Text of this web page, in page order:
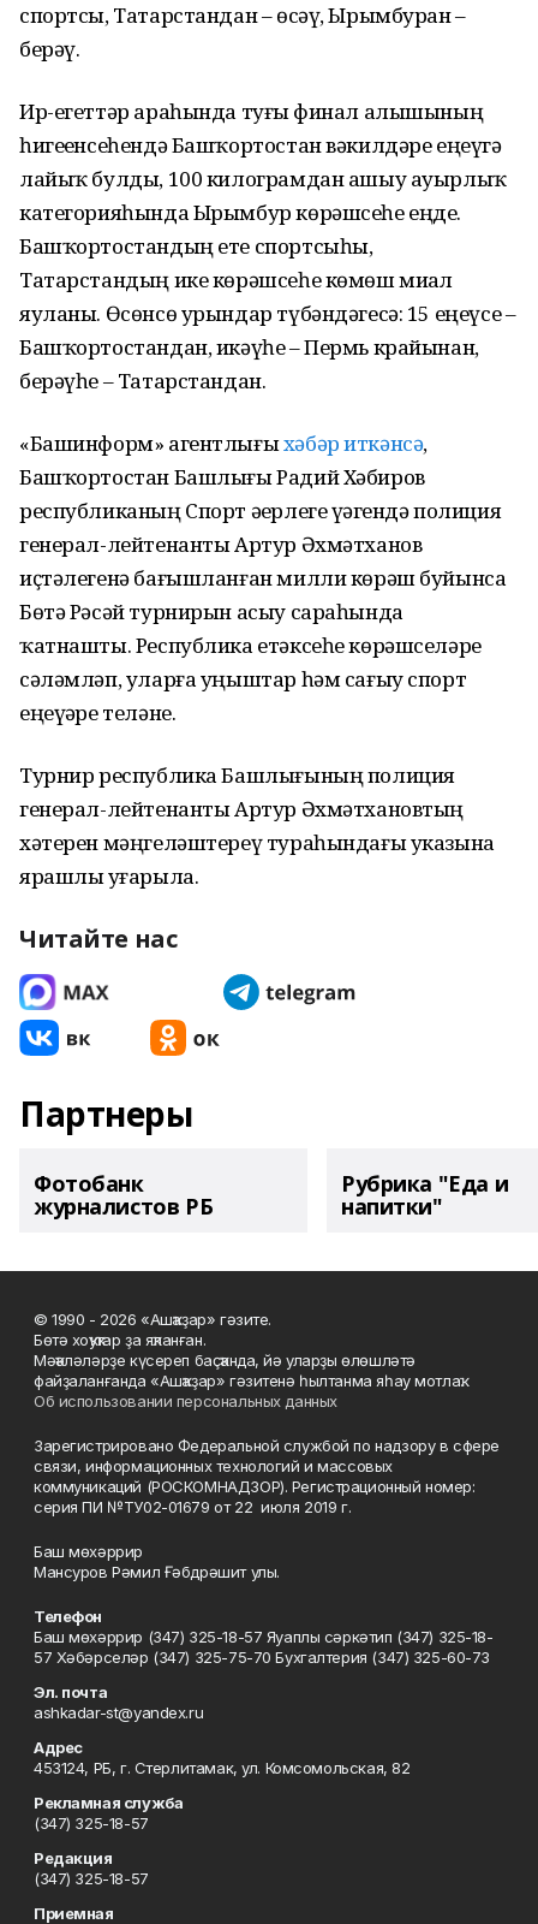
спортсы, Татарстандан – өсәү, Ырымбурҙан –
берәү.
Ир-егеттәр араһында туғыҙ финал алышының
һигеҙенсеһендә Башҡортостан вәкилдәре еңеүгә
лайыҡ булды, 100 килограмдан ашыу ауырлыҡ
категорияһында Ырымбур көрәшсеһе еңде.
Башҡортостандың ете спортсыһы,
Татарстандың ике көрәшсеһе көмөш миҙал
яуланы. Өсөнсө урындар түбәндәгесә: 15 еңеүсе –
Башҡортостандан, икәүһе – Пермь крайынан,
берәүһе – Татарстандан.
«Башинформ» агентлығыхәбәр иткәнсә,
Башҡортостан Башлығы Радий Хәбиров
республиканың Спорт әҙерлеге үҙәгендә полиция
генерал-лейтенанты Артур Әхмәтханов
иҫтәлегенә бағышланған милли көрәш буйынса
Бөтә Рәсәй турнирын асыу сараһында
ҡатнашты. Республика етәксеһе көрәшселәрҙе
сәләмләп, уларға уңыштар һәм сағыу спорт
еңеүҙәре теләне.
Турнир республика Башлығының полиция
генерал-лейтенанты Артур Әхмәтхановтың
хәтерен мәңгеләштереү тураһындағы указына
ярашлы уҙғарыла.
Читайте нас
Партнеры
Фотобанк
журналистов РБ
Рубрика "Еда и
напитки"
© 1990 - 2026 «Ашҡаҙар» гәзите.
Бөтә хоҡуҡтар ҙа яҡланған.
Мәҡәләләрҙе күсереп баҫҡанда, йә уларҙы өлөшләтә
файҙаланғанда «Ашҡаҙар» гәзитенә һылтанма яһау мотлаҡ.
Об использовании персональных данных
Зарегистрировано Федеральной службой по надзору в сфере
связи, информационных технологий и массовых
коммуникаций (РОСКОМНАДЗОР). Регистрационный номер:
серия ПИ №ТУ02-01679 от 22 июля 2019 г.
Баш мөхәррир
Мансуров Рәмил Ғәбдрәшит улы.
Телефон
Баш мөхәррир (347) 325-18-57 Яуаплы сәркәтип (347) 325-18-
57 Хәбәрселәр (347) 325-75-70 Бухгалтерия (347) 325-60-73
Эл. почта
ashkadar-st@yandex.ru
Адрес
453124, РБ, г. Стерлитамак, ул. Комсомольская, 82
Рекламная служба
(347) 325-18-57
Редакция
(347) 325-18-57
Приемная